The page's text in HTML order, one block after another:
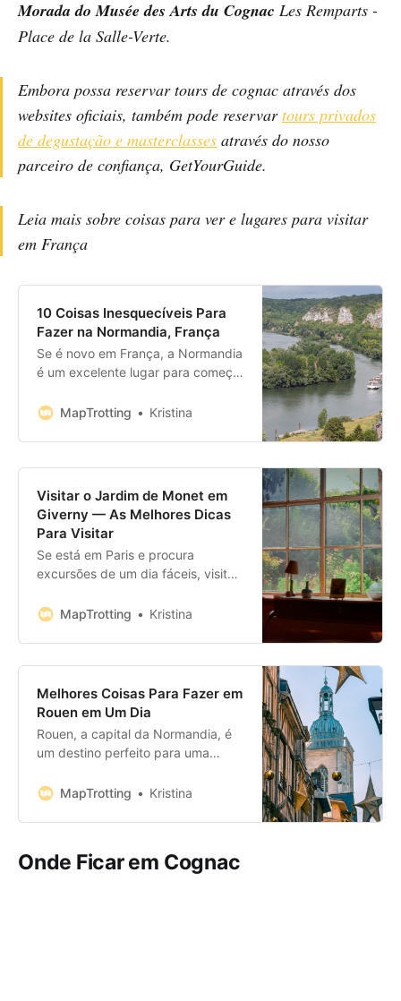
Morada do Musée des Arts du Cognac Les Remparts -
Place de la Salle-Verte.
Embora possa reservar tours de cognac através dos
websites oficiais, também pode reservartours privados
de degustação e masterclasses através do nosso
parceiro de confiança, GetYourGuide.
Leia mais sobre coisas para ver e lugares para visitar
em França
10 Coisas Inesquecíveis Para
Fazer na Normandia, França
Se é novo em França, a Normandia
é um excelente lugar para começar
MapTrotting
Kristina
Visitar o Jardim de Monet em
Giverny — As Melhores Dicas
Para Visitar
Se está em Paris e procura
excursões de um dia fáceis, visitar
ideal.MapTrotting Kristina
Melhores Coisas Para Fazer em
Rouen em Um Dia
Rouen, a capital da Normandia, é
um destino perfeito para uma
MapTrotting
Kristina
Onde Ficar em Cognac